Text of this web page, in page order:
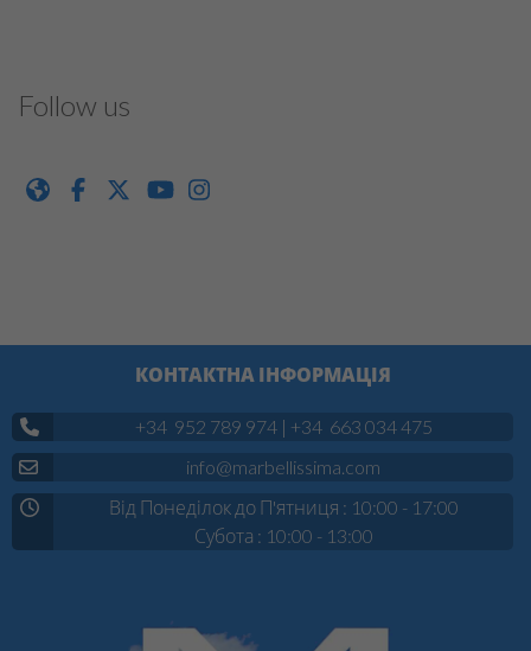
Follow us
КОНТАКТНА ІНФОРМАЦІЯ
+34 952 789 974| +34 663 034 475
info@marbellissima.com
Від Понеділок до П'ятниця : 10:00 - 17:00
Субота : 10:00 - 13:00